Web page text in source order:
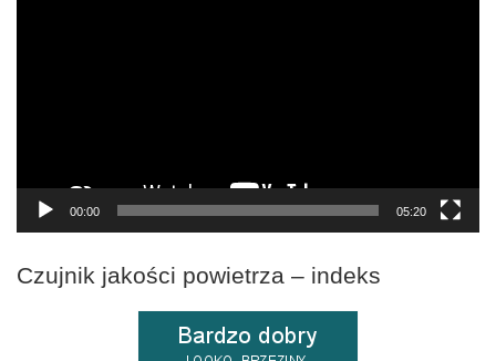
00:00 05:20
Czujnik jakości powietrza – indeks